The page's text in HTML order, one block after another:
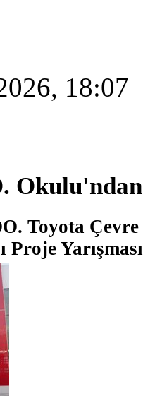
18:07
Toyota